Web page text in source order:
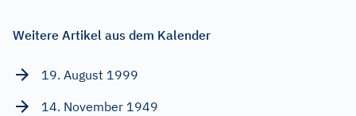
Weitere Artikel aus dem Kalender
19. August 1999
14. November 1949